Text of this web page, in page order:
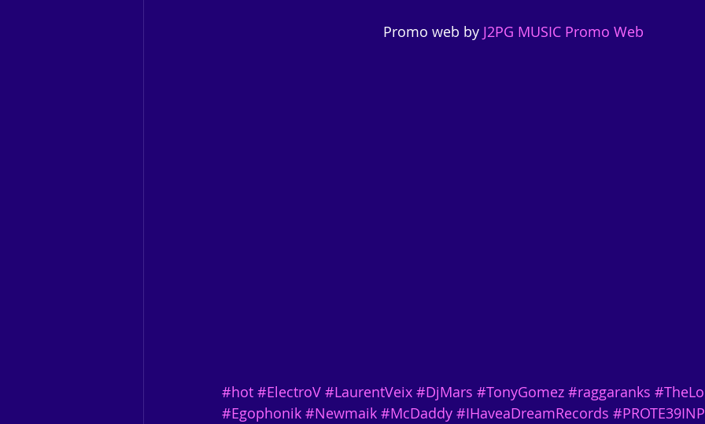
Promo web by J2PG MUSIC Promo Web
#hot #ElectroV #LaurentVeix #DjMars #TonyGomez #raggaranks
#Egophonik #Newmaik #McDaddy #IHaveaDreamRecords